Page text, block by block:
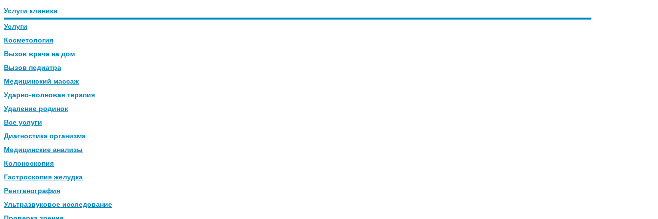
Услуги клиники
Услуги
Косметология
Вызов врача на дом
Вызов педиатра
Медицинский массаж
Ударно-волновая терапия
Удаление родинок
Все услуги
Диагностика организма
Медицинские анализы
Колоноскопия
Гастроскопия желудка
Рентгенография
Ультразвуковое исследование